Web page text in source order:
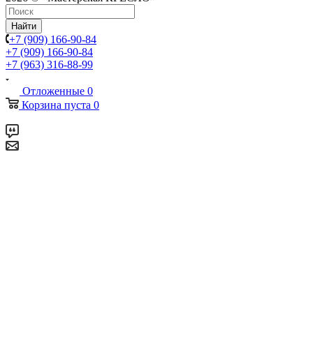
Найти
+7 (909) 166-90-84
+7 (909) 166-90-84
+7 (963) 316-88-99
Отложенные 0
Корзина пуста 0